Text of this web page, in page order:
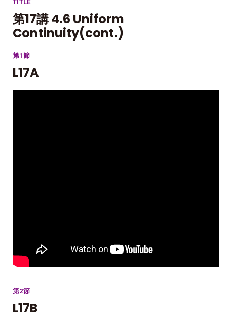
TITLE
第17講 4.6 Uniform
Continuity(cont.)
第1節
L17A
第2節
L17B